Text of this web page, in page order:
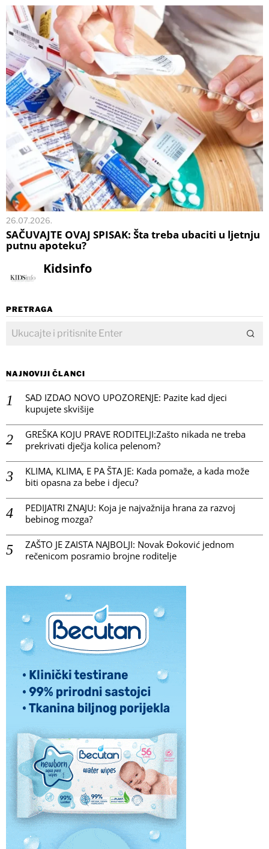
26.07.2026.
SAČUVAJTE OVAJ SPISAK: Šta treba ubaciti u ljetnju
putnu apoteku?
Kidsinfo
PRETRAGA
NAJNOVIJI ČLANCI
SAD IZDAO NOVO UPOZORENJE: Pazite kad djeci
kupujete skvišije
GREŠKA KOJU PRAVE RODITELJI:Zašto nikada ne treba
prekrivati dječja kolica pelenom?
KLIMA, KLIMA, E PA ŠTA JE: Kada pomaže, a kada može
biti opasna za bebe i djecu?
PEDIJATRI ZNAJU: Koja je najvažnija hrana za razvoj
bebinog mozga?
ZAŠTO JE ZAISTA NAJBOLJI: Novak Đoković jednom
rečenicom posramio brojne roditelje